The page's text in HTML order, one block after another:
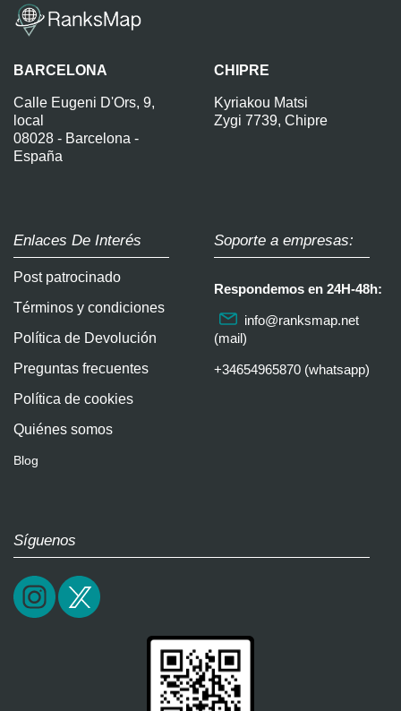
BARCELONA
Calle Eugeni D'Ors, 9,
local
08028 - Barcelona -
España
CHIPRE
Kyriakou Matsi
Zygi 7739, Chipre
Enlaces De Interés
Post patrocinado
Términos y condiciones
Política de Devolución
Preguntas frecuentes
Política de cookies
Quiénes somos
Blog
Soporte a empresas:
Respondemos en 24H-48h:
info@ranksmap.net
(mail)
+34654965870 (whatsapp)
Síguenos